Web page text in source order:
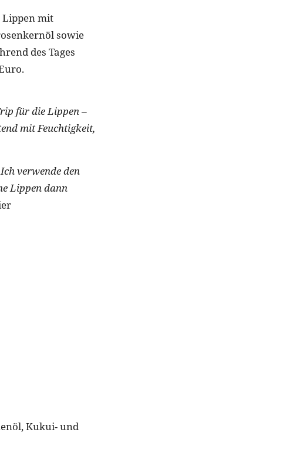
Lippen mit
sowie
des Tages
für die Lippen –
mit Feuchtigkeit,
verwende den
Lippen dann
Kukui- und